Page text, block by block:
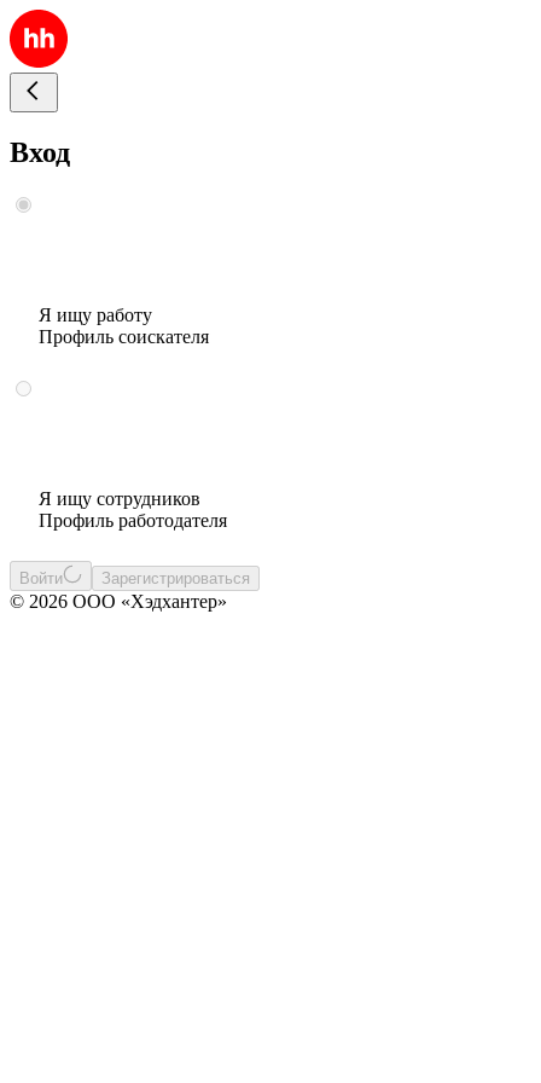
Вход
Я ищу работу
Профиль соискателя
Я ищу сотрудников
Профиль работодателя
Войти Зарегистрироваться
© 2026 ООО «Хэдхантер»